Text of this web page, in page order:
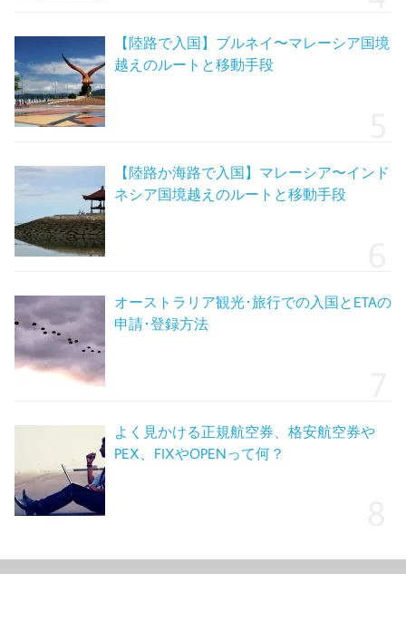
【陸路で入国】ブルネイ〜マレーシア国境
越えのルートと移動手段
【陸路か海路で入国】マレーシア〜インド
ネシア国境越えのルートと移動手段
オーストラリア観光･旅行での入国とETAの
申請･登録方法
よく見かける正規航空券、格安航空券や
PEX、FIXやOPENって何？